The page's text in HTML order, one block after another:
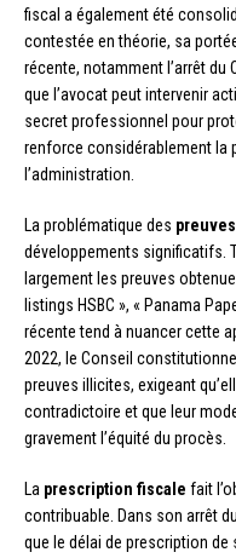
fiscal a également été
contestée en théorie, sa
récente, notamment l’arrêt du
que l’avocat peut intervenir
secret professionnel pour
renforce considérablement la
l’administration.
La problématique des
développements significatifs.
largement les preuves
listings HSBC », « Panama
récente tend à nuancer cette
2022, le Conseil
preuves illicites, exigeant
contradictoire et que leur
gravement l’équité du procès.
La prescription fiscale fait
contribuable. Dans son arrêt
que le délai de prescription